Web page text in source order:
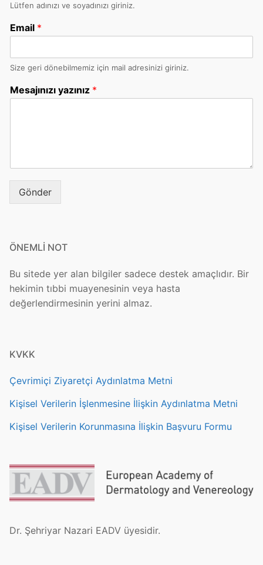
Lütfen adınızı ve soyadınızı giriniz.
Email *
Size geri dönebilmemiz için mail adresinizi giriniz.
Mesajınızı yazınız *
Gönder
ÖNEMLİ NOT
Bu sitede yer alan bilgiler sadece destek amaçlıdır. Bir
hekimin tıbbi muayenesinin veya hasta
değerlendirmesinin yerini almaz.
KVKK
Çevrimiçi Ziyaretçi Aydınlatma Metni
Kişisel Verilerin İşlenmesine İlişkin Aydınlatma Metni
Kişisel Verilerin Korunmasına İlişkin Başvuru Formu
Dr. Şehriyar Nazari EADV üyesidir.